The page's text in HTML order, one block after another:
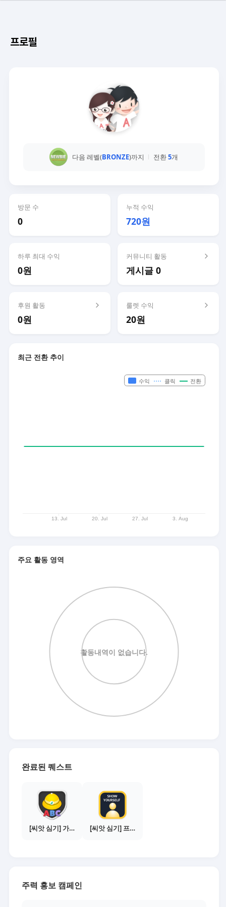
프로필
다음 레벨(BRONZE)까지 전환5개
방문 수
0
누적 수익
720원
하루 최대 수익
0원
커뮤니티 활동
게시글 0
후원 활동
0원
룰렛 수익
20원
최근 전환 추이
주요 활동 영역
완료된 퀘스트
[씨앗 심기] 가이드보기 - 매체별 활동 가이드 [씨앗 심기] 프로필 사진 등록하기
주력 홍보 캠페인